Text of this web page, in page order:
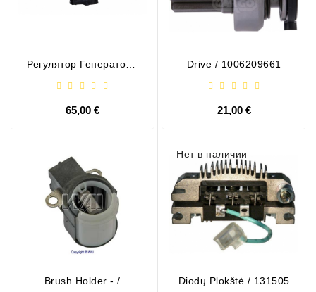
Регулятор Генератора
65,00 €
Brush Holder - /
Drive / 1006209661
21,00 €
Нет в наличии
Diodų Plokštė / 131505